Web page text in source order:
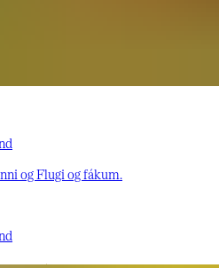
og Flugi og fákum.